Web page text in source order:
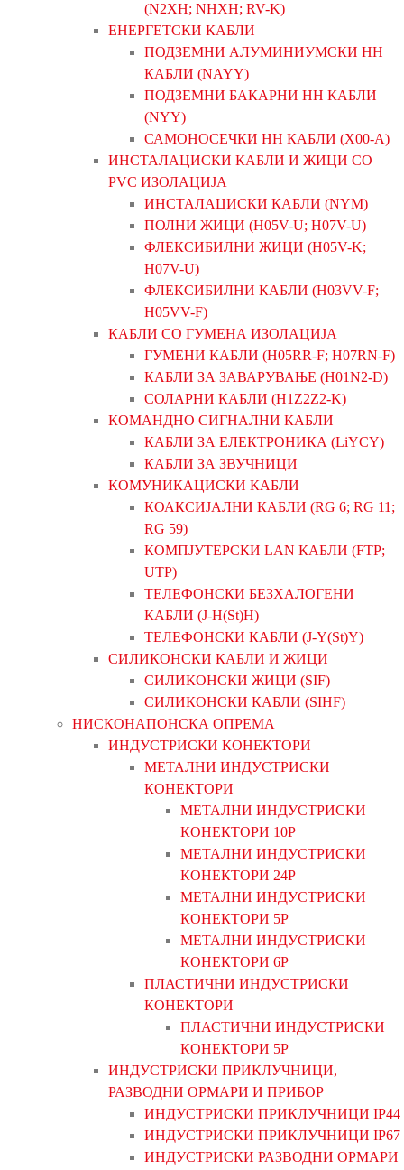
(N2XH; NHXH; RV-K)
ЕНЕРГЕТСКИ КАБЛИ
ПОДЗЕМНИ АЛУМИНИУМСКИ НН
КАБЛИ (NAYY)
ПОДЗЕМНИ БАКАРНИ НН КАБЛИ
(NYY)
САМОНОСЕЧКИ НН КАБЛИ (X00-A)
ИНСТАЛАЦИСКИ КАБЛИ И ЖИЦИ СО
PVC ИЗОЛАЦИЈА
ИНСТАЛАЦИСКИ КАБЛИ (NYM)
ПОЛНИ ЖИЦИ (H05V-U; H07V-U)
ФЛЕКСИБИЛНИ ЖИЦИ (H05V-K;
H07V-U)
ФЛЕКСИБИЛНИ КАБЛИ (H03VV-F;
H05VV-F)
КАБЛИ СО ГУМЕНА ИЗОЛАЦИЈА
ГУМЕНИ КАБЛИ (H05RR-F; H07RN-F)
КАБЛИ ЗА ЗАВАРУВАЊЕ (H01N2-D)
СОЛАРНИ КАБЛИ (H1Z2Z2-K)
КОМАНДНО СИГНАЛНИ КАБЛИ
КАБЛИ ЗА ЕЛЕКТРОНИКА (LiYCY)
КАБЛИ ЗА ЗВУЧНИЦИ
КОМУНИКАЦИСКИ КАБЛИ
КОАКСИЈАЛНИ КАБЛИ (RG 6; RG 11;
RG 59)
КОМПЈУТЕРСКИ LAN КАБЛИ (FTP;
UTP)
ТЕЛЕФОНСКИ БЕЗХАЛОГЕНИ
КАБЛИ (J-H(St)H)
ТЕЛЕФОНСКИ КАБЛИ (J-Y(St)Y)
СИЛИКОНСКИ КАБЛИ И ЖИЦИ
СИЛИКОНСКИ ЖИЦИ (SIF)
СИЛИКОНСКИ КАБЛИ (SIHF)
НИСКОНАПОНСКА ОПРЕМА
ИНДУСТРИСКИ КОНЕКТОРИ
МЕТАЛНИ ИНДУСТРИСКИ
КОНЕКТОРИ
МЕТАЛНИ ИНДУСТРИСКИ
КОНЕКТОРИ 10P
МЕТАЛНИ ИНДУСТРИСКИ
КОНЕКТОРИ 24P
МЕТАЛНИ ИНДУСТРИСКИ
КОНЕКТОРИ 5P
МЕТАЛНИ ИНДУСТРИСКИ
КОНЕКТОРИ 6P
ПЛАСТИЧНИ ИНДУСТРИСКИ
КОНЕКТОРИ
ПЛАСТИЧНИ ИНДУСТРИСКИ
КОНЕКТОРИ 5P
ИНДУСТРИСКИ ПРИКЛУЧНИЦИ,
РАЗВОДНИ ОРМАРИ И ПРИБОР
ИНДУСТРИСКИ ПРИКЛУЧНИЦИ IP44
ИНДУСТРИСКИ ПРИКЛУЧНИЦИ IP67
ИНДУСТРИСКИ РАЗВОДНИ ОРМАРИ